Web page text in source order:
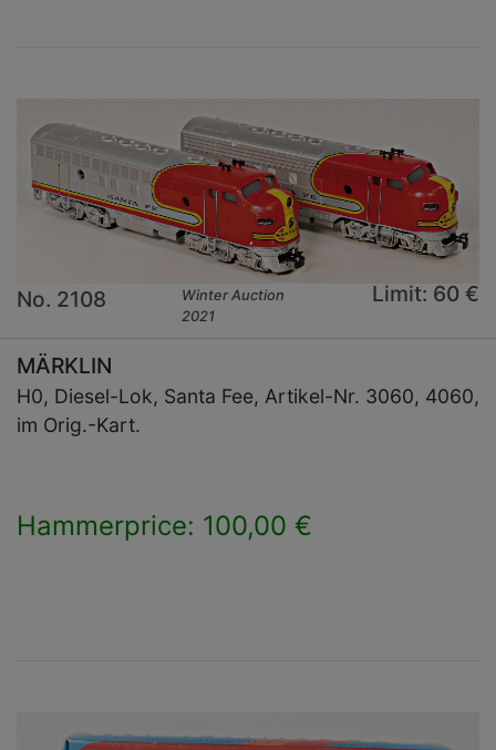
No. 2108
Winter Auction
2021
Limit: 60 €
MÄRKLIN
H0, Diesel-Lok, Santa Fee, Artikel-Nr. 3060, 4060,
im Orig.-Kart.
Hammerprice: 100,00 €